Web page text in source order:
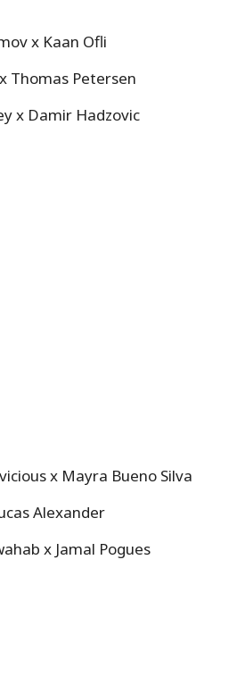
x Kaan Ofli
Thomas Petersen
x Damir Hadzovic
x Mayra Bueno Silva
Alexander
x Jamal Pogues